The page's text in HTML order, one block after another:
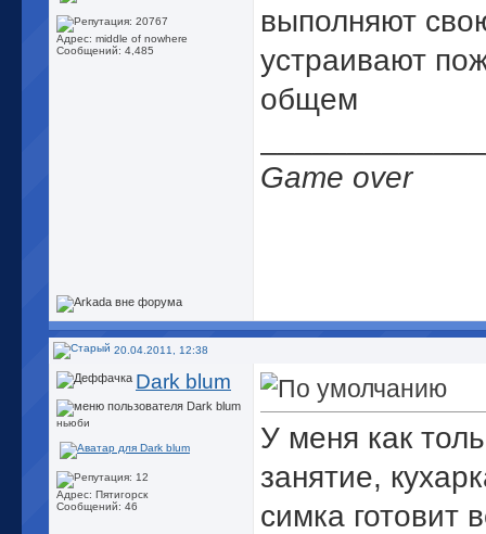
Адрес: middle of nowhere
Сообщений: 4,485
выполняют
устраивают
общем
Game over
20.04.2011, 12:38
Dark blum
ньюби
Адрес: Пятигорск
Сообщений: 46
У меня как
занятие,
симка готовит